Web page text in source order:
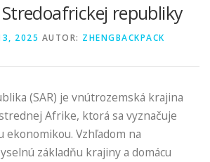
republiky
2025 AUTOR: ZHENGBACKPACK
(SAR) je vnútrozemská krajina
Afrike, ktorá sa vyznačuje
ekonomikou. Vzhľadom na
základňu krajiny a domácu